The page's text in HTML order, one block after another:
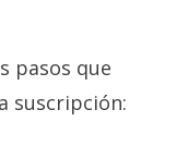
pasos que
suscripción: